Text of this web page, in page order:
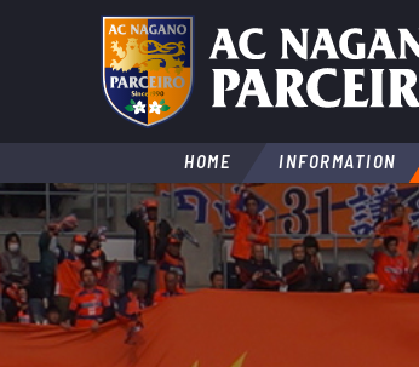
HOME INFORMATION